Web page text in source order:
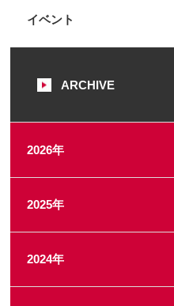
イベント
ARCHIVE
2026年
2025年
2024年